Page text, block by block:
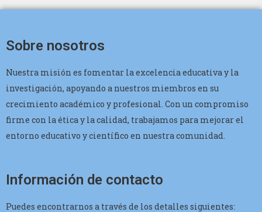
Sobre nosotros
Nuestra misión es fomentar la excelencia educativa y la
investigación, apoyando a nuestros miembros en su
crecimiento académico y profesional. Con un compromiso
firme con la ética y la calidad, trabajamos para mejorar el
entorno educativo y científico en nuestra comunidad.
Información de contacto
Puedes encontrarnos a través de los detalles siguientes: